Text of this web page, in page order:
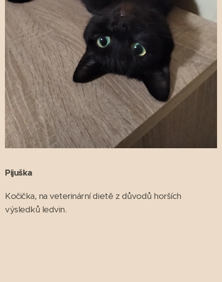
Pijuška
Kočička, na veterinární dietě z důvodů horších
výsledků ledvin.